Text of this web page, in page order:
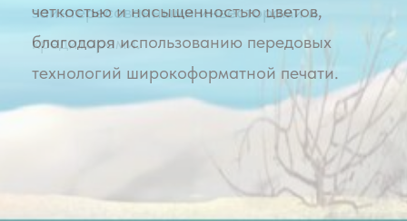
заинтересованными инвесторами и
кредиторами.